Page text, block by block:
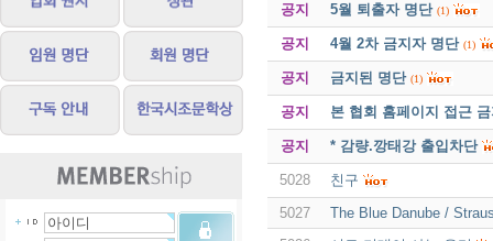
공지 5월 퇴출자 명단 (1)
공지 4월 2차 금지자 명단 (1)
공지 금지된 명단 (1)
공지 본 협회 홈페이지 접근
공지 * 감량.깡태강 출입차단
5028
친구
5027
The Blue Danube /